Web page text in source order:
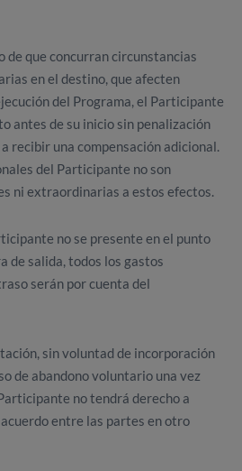
de que concurran circunstancias
en el destino, que afecten
del Programa, el Participante
antes de su inicio sin penalización
recibir una compensación adicional.
del Participante no son
ni extraordinarias a estos efectos.
no se presente en el punto
de salida, todos los gastos
serán por cuenta del
sin voluntad de incorporación
de abandono voluntario una vez
no tendrá derecho a
entre las partes en otro